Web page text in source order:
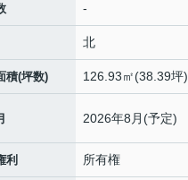
-
北
積(坪数) 126.93㎡(38.39坪)
2026年8月(予定)
利 所有権